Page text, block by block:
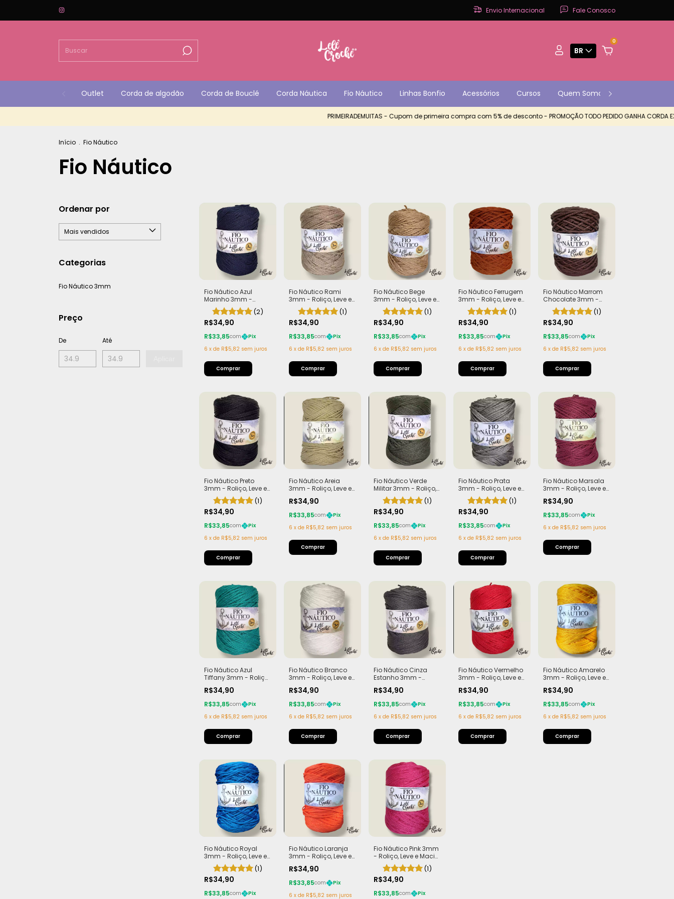
Envio Internacional Fale Conosco
BR
0
Outlet Corda de algodão Corda de Bouclé Corda Náutica Fio Náutico Linhas Bonfio Acessórios Cursos Quem Somos
PRIMEIRADEMUITAS - Cupom de primeira compra com 5% de desconto - PROMOÇÃO TODO PEDIDO GANHA CORDA
Início . Fio Náutico
Fio Náutico
Ordenar por
Categorias
Fio Náutico 3mm
Preço
De Até
Fio Náutico Azul
Marinho 3mm -
Roliço, Leve e Macio |
Rolo com 200m
(440g)
(2)
R$34,90
R$33,85com
Pix
6 x de R$5,82 sem juros
Fio Náutico Rami
3mm - Roliço, Leve e
Macio | Rolo com
200m (440g)
(1)
R$34,90
R$33,85com
Pix
6 x de R$5,82 sem juros
Fio Náutico Bege
3mm - Roliço, Leve e
Macio | Rolo com
200m (440g)
(1)
R$34,90
R$33,85com
Pix
6 x de R$5,82 sem juros
Fio Náutico Ferrugem
3mm - Roliço, Leve e
Macio | Rolo com
200m (440g)
(1)
R$34,90
R$33,85com
Pix
6 x de R$5,82 sem juros
Fio Náutico Marrom
Chocolate 3mm -
Roliço, Leve e Macio |
Rolo com 200m
(440g)
(1)
R$34,90
R$33,85com
Pix
6 x de R$5,82 sem juros
Fio Náutico Preto
3mm - Roliço, Leve e
Macio | Rolo com
200m (440g)
(1)
R$34,90
R$33,85com
Pix
6 x de R$5,82 sem juros
Fio Náutico Areia
3mm - Roliço, Leve e
200m (440g)
R$34,90
R$33,85com
Pix
6 x de R$5,82 sem juros
Fio Náutico Verde
Militar 3mm - Roliço,
Leve e Macio | Rolo
com 200m (440g)
(1)
R$34,90
R$33,85com
Pix
6 x de R$5,82 sem juros
Fio Náutico Prata
3mm - Roliço, Leve e
Macio | Rolo com
200m (440g)
(1)
R$34,90
R$33,85com
Pix
6 x de R$5,82 sem juros
Fio Náutico Marsala
3mm - Roliço, Leve e
200m (440g)
R$34,90
R$33,85com
Pix
6 x de R$5,82 sem juros
Fio Náutico Azul
Tiffany 3mm - Roliço,
com 200m (440g)
R$34,90
R$33,85com
Pix
6 x de R$5,82 sem juros
Fio Náutico Branco
3mm - Roliço, Leve e
200m (440g)
R$34,90
R$33,85com
Pix
6 x de R$5,82 sem juros
Fio Náutico Cinza
Estanho 3mm -
Rolo com 200m
(440g)
R$34,90
R$33,85com
Pix
6 x de R$5,82 sem juros
Fio Náutico Vermelho
3mm - Roliço, Leve e
200m (440g)
R$34,90
R$33,85com
Pix
6 x de R$5,82 sem juros
Fio Náutico Amarelo
3mm - Roliço, Leve e
200m (440g)
R$34,90
R$33,85com
Pix
6 x de R$5,82 sem juros
Fio Náutico Royal
3mm - Roliço, Leve e
Macio | Rolo com
200m (440g)
(1)
R$34,90
R$33,85com
Pix
Fio Náutico Laranja
3mm - Roliço, Leve e
200m (440g)
R$34,90
R$33,85com
Pix
6 x de R$5,82 sem juros
Fio Náutico Pink 3mm
- Roliço, Leve e Macio
| Rolo com 200m
(440g)
(1)
R$34,90
R$33,85com
Pix